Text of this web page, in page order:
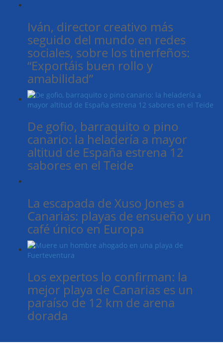
Iván, director creativo más
seguido del mundo en redes
sociales, sobre los tinerfeños:
“Exportáis buen rollo y
amabilidad”
De gofio, barraquito o pino
canario: la heladería a mayor
altitud de España estrena 12
sabores en el Teide
La escapada de Xuso Jones a
Canarias: playas de ensueño y un
café único en Europa
Los expertos lo confirman: la
mejor playa de Canarias es un
paraíso de 12 km de arena
dorada